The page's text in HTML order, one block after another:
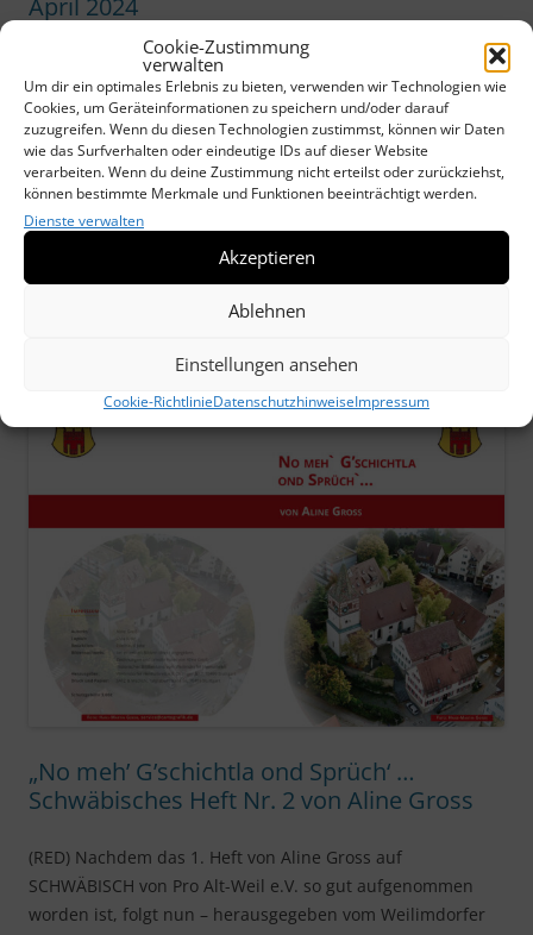
Cookie-Zustimmung
verwalten
Um dir ein optimales Erlebnis zu bieten, verwenden wir Technologien wie
Cookies, um Geräteinformationen zu speichern und/oder darauf
zuzugreifen. Wenn du diesen Technologien zustimmst, können wir Daten
wie das Surfverhalten oder eindeutige IDs auf dieser Website
verarbeiten. Wenn du deine Zustimmung nicht erteilst oder zurückziehst,
können bestimmte Merkmale und Funktionen beeinträchtigt werden.
Dienste verwalten
Akzeptieren
Ablehnen
Einstellungen ansehen
Cookie-RichtlinieDatenschutzhinweiseImpressum
Nachfolgend finden sich einige Infos zur
Mitgliederversammlung vom 15. April 2024 im Alten
Rathaus. Erfreulicherweise konnten 44 von unseren 200
Mitgliedern dabei sein.
Weiterlesen→
26. Mai 2024unter
„No meh’ G’schichtla ond Sprüch‘ …
Schwäbisches Heft Nr. 2 von Aline Gross
(RED) Nachdem das 1. Heft von Aline Gross auf
SCHWÄBISCH von Pro Alt-Weil e.V. so gut aufgenommen
worden ist, folgt nun – herausgegeben vom Weilimdorfer